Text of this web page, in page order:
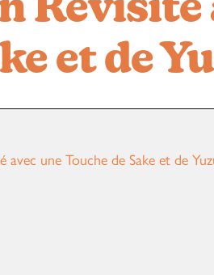
Revisité
et de
une Touche de Sake et de